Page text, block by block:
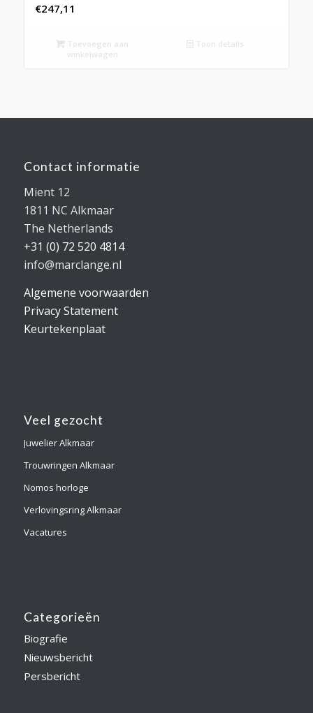
€247,11
Toevoegen aan
winkelwagen
Toon details
Contact informatie
Mient 12
1811 NC Alkmaar
The Netherlands
+31 (0) 72 520 4814
info@marclange.nl
Algemene voorwaarden
Privacy Statement
Keurtekenplaat
Veel gezocht
Juwelier Alkmaar
Trouwringen Alkmaar
Nomos horloge
Verlovingsring Alkmaar
Vacatures
Categorieën
Biografie
Nieuwsbericht
Persbericht